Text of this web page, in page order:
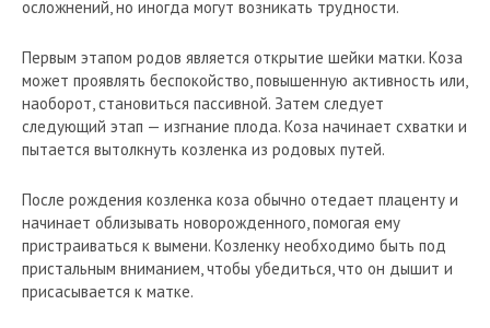
осложнений, но иногда могут возникать трудности.
Первым этапом родов является открытие шейки матки. Коза
может проявлять беспокойство, повышенную активность или,
наоборот, становиться пассивной. Затем следует
следующий этап — изгнание плода. Коза начинает схватки и
пытается вытолкнуть козленка из родовых путей.
После рождения козленка коза обычно отедает плаценту и
начинает облизывать новорожденного, помогая ему
пристраиваться к вымени. Козленку необходимо быть под
пристальным вниманием, чтобы убедиться, что он дышит и
присасывается к матке.